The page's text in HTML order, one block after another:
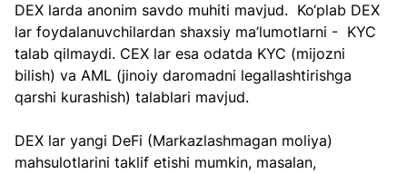
DEX larda anonim savdo muhiti mavjud.  Ko‘plab DEX
lar foydalanuvchilardan shaxsiy ma’lumotlarni -  KYC
talab qilmaydi. CEX lar esa odatda KYC (mijozni
bilish) va AML (jinoiy daromadni legallashtirishga
qarshi kurashish) talablari mavjud.
DEX lar yangi DeFi (Markazlashmagan moliya)
mahsulotlarini taklif etishi mumkin, masalan,